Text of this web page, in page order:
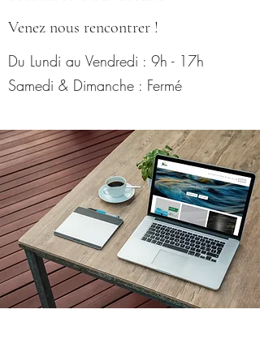
Venez nous rencontrer !
Du Lundi au Vendredi : 9h - 17h
Samedi & Dimanche : Fermé